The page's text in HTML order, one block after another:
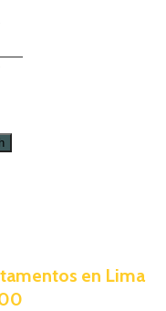
en Lima